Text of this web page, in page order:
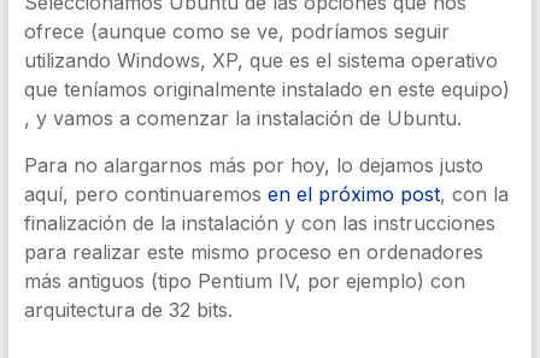
ofrece (aunque como se ve, podríamos seguir
utilizando Windows, XP, que es el sistema operativo
que teníamos originalmente instalado en este equipo)
, y vamos a comenzar la instalación de Ubuntu.
Para no alargarnos más por hoy, lo dejamos justo
aquí, pero continuaremos en el próximo post, con la
finalización de la instalación y con las instrucciones
para realizar este mismo proceso en ordenadores
más antiguos (tipo Pentium IV, por ejemplo) con
arquitectura de 32 bits.